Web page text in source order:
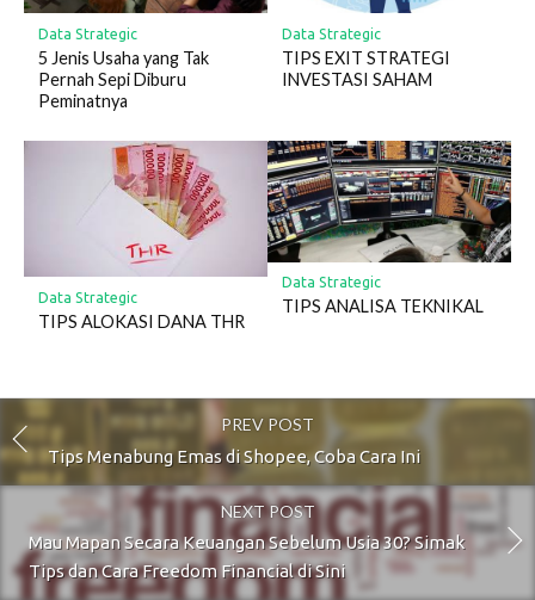
Data Strategic
5 Jenis Usaha yang Tak
Pernah Sepi Diburu
Peminatnya
Data Strategic
TIPS EXIT STRATEGI
INVESTASI SAHAM
Data Strategic
TIPS ALOKASI DANA THR
Data Strategic
TIPS ANALISA TEKNIKAL
PREV POST
Tips Menabung Emas di Shopee, Coba Cara Ini
NEXT POST
Mau Mapan Secara Keuangan Sebelum Usia 30? Simak
Tips dan Cara Freedom Financial di Sini